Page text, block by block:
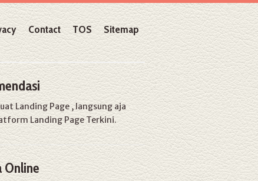
Contact TOS Sitemap
Landing Page, langsung aja
Landing Page Terkini.
Online